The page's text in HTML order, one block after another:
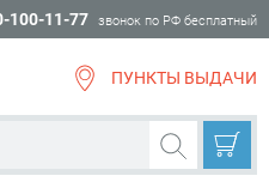
100-11-77 звонок по РФ бесплатный
ПУНКТЫ ВЫДАЧИ